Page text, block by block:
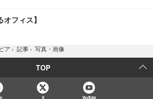
オフィス】
ア › 記事 › 写真・画像
TOP
X YouTube